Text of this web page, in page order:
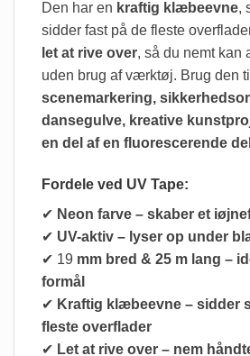
Den har en kraftig klæbeevne,
sidder fast på de fleste
let at rive over, så du nemt kan
uden brug af værktøj. Brug den til
scenemarkering,
dansegulve, kreative
en del af en fluorescerende
Fordele ved UV Tape:
✔ Neon farve – skaber et
✔ UV-aktiv – lyser op under
✔ 19 mm bred & 25 m lang –
formål
✔ Kraftig klæbeevne – sidder
fleste overflader
✔ Let at rive over – nem